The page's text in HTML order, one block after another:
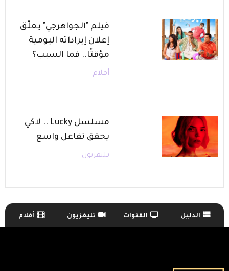
فيلم "الجواهرجي" يعلّق
إعلان إيراداته اليومية
مؤقتًا.. فما السبب؟
أفلام
مسلسل Lucky .. لاكي
يحقق تفاعل واسع
تليفزيون
TV Guide Menu الدليل القنوات تليفزيون أفلام